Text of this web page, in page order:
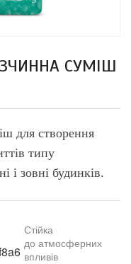
СУМІШ
для створення
типу
і зовні будинків.
Стійка
до атмосферних
впливів